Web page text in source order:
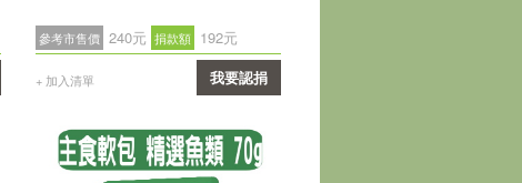
參考市售價 240元 捐款額 192元
+ 加入清單 我要認捐